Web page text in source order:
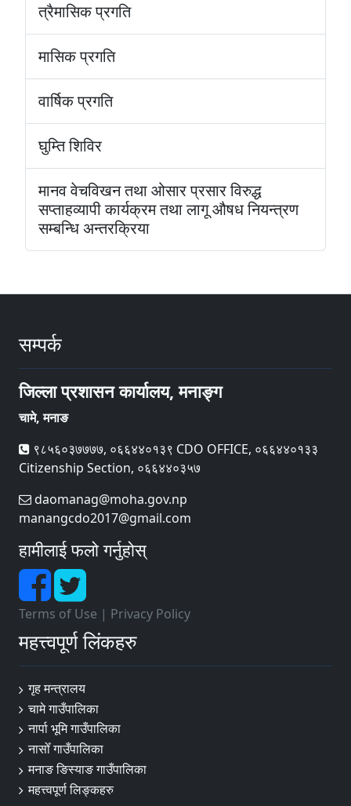
त्रैमासिक प्रगति
मासिक प्रगति
वार्षिक प्रगति
घुम्ति शिविर
मानव वेचविखन तथा ओसार प्रसार विरुद्ध
सप्ताहव्यापी कार्यक्रम तथा लागू औषध नियन्त्रण
सम्बन्धि अन्तरक्रिया
सम्पर्क
जिल्ला प्रशासन कार्यालय, मनाङ्ग
चामे, मनाङ
९८५६०३७७७७, ०६६४४०१३९ CDO OFFICE, ०६६४४०१३३
Citizenship Section, ०६६४४०३५७
daomanag@moha.gov.np
manangcdo2017@gmail.com
हामीलाई फलो गर्नुहोस्
Terms of Use | Privacy Policy
महत्त्वपूर्ण लिंकहरु
गृह मन्त्रालय
चामे गाउँपालिका
नार्पा ‍भूमि गाउँपालिका
नासोँ गाउँपालिका
मनाङ ङिस्याङ गाउँपालिका
महत्त्वपूर्ण लिङ्कहरु